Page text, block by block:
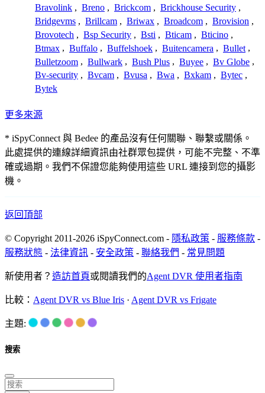
Bravolink , Breno , Brickcom , Brickhouse Security ,
Bridgevms , Brillcam , Briwax , Broadcom , Brovision ,
Brovotech , Bsp Security , Bsti , Bticam , Bticino ,
Btmax , Buffalo , Buffelshoek , Buitencamera , Bullet ,
Bulletzoom , Bullwark , Bush Plus , Buyee , Bv Globe ,
Bv-security , Bvcam , Bvusa , Bwa , Bxkam , Bytec ,
Bytek
更多來源
* iSpyConnect 與 Bedee 的產品沒有任何關聯、聯繫或關係。
此處提供的連線詳細資訊由社群眾包提供，可能不完整、不準
確或過期。我們不保證您能夠使用這些 URL 連接到您的攝影
機。
返回頂部
© Copyright 2011-2026 iSpyConnect.com - 隱私政策 - 服務條款 -
服務狀態 - 法律資訊 - 安全政策 - 聯絡我們 - 常見問題
新使用者？ 造訪首頁或閱讀我們的Agent DVR 使用者指南
比較： Agent DVR vs Blue Iris · Agent DVR vs Frigate
主題:
搜索